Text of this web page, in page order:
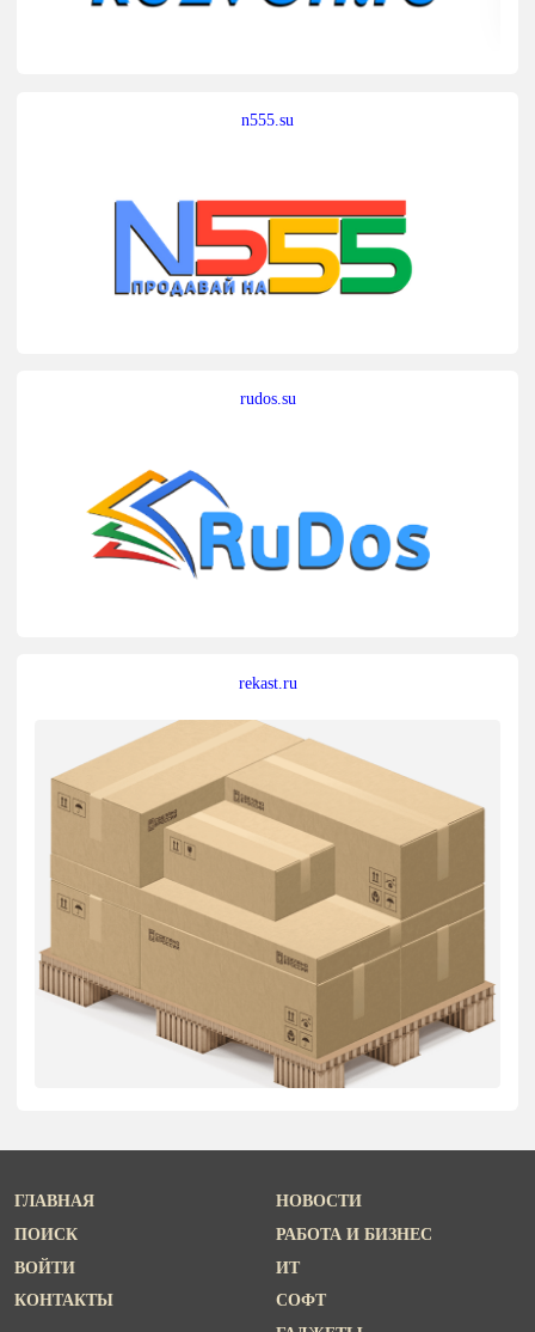
n555.su
rudos.su
rekast.ru
ГЛАВНАЯ
ПОИСК
ВОЙТИ
КОНТАКТЫ
НОВОСТИ
РАБОТА И БИЗНЕС
ИТ
СОФТ